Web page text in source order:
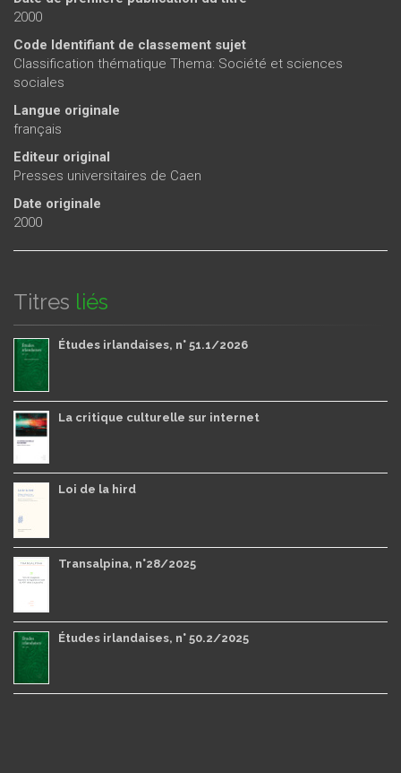
2000
Code Identifiant de classement sujet
Classification thématique Thema: Société et sciences
sociales
Langue originale
français
Editeur original
Presses universitaires de Caen
Date originale
2000
Titres liés
Études irlandaises, n° 51.1/2026
La critique culturelle sur internet
Loi de la hird
Transalpina, n°28/2025
Études irlandaises, n° 50.2/2025